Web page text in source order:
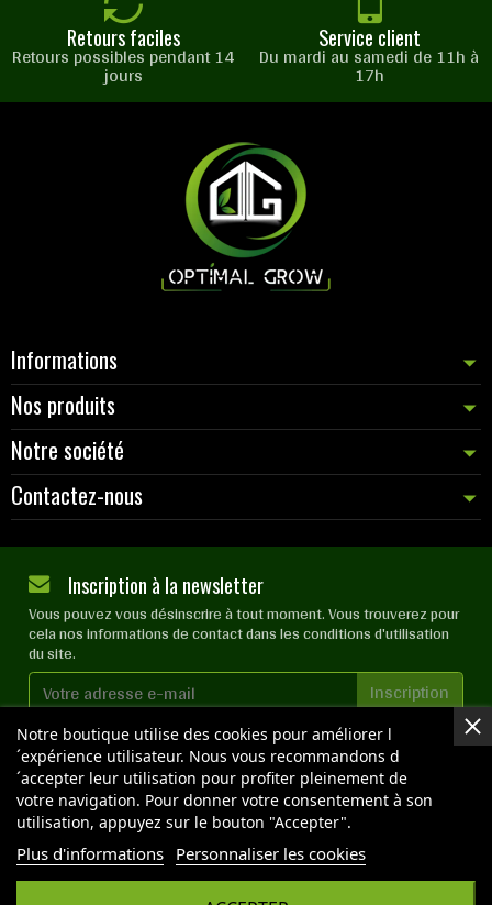
Retours faciles
Retours possibles pendant 14
jours
Service client
Du mardi au samedi de 11h à
17h
Informations
Nos produits
Notre société
Contactez-nous
Notre boutique utilise des cookies pour améliorer l
´expérience utilisateur. Nous vous recommandons d
´accepter leur utilisation pour profiter pleinement de
votre navigation. Pour donner votre consentement à son
utilisation, appuyez sur le bouton "Accepter".
Plus d'informations Personnaliser les cookies
Inscription à la newsletter
Vous pouvez vous désinscrire à tout moment. Vous trouverez pour
cela nos informations de contact dans les conditions d'utilisation
du site.
J'accepte lesconditions généraleset lapolitique de
confidentialité